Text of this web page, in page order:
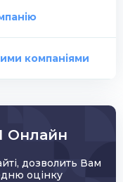
компаніями
Онлайн
дозволить Вам
оцінку